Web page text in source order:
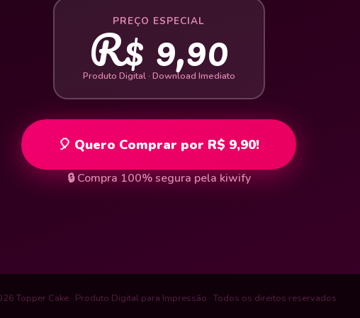
PREÇO ESPECIAL
R$ 9,90
Produto Digital · Download Imediato
🎈 Quero Comprar por R$ 9,90!
🔒 Compra 100% segura pela kiwify
Topper Cake · Produto Digital para Impressão · Todos os direitos reservados